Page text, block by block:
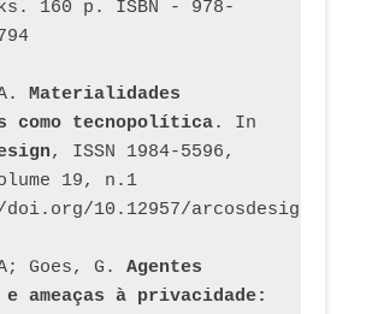
160 p. ISBN - 978-
Materialidades
como tecnopolítica
, ISSN 1984-5596,
19, n.1
10.12957/
Goes, G. Agentes
ameaças à privacidade: